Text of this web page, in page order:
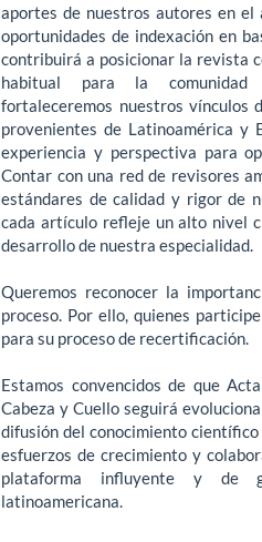
aportes de nuestros autores en
oportunidades de indexación en
contribuirá a posicionar la revista
habitual para la comunidad
fortaleceremos nuestros vínculos
provenientes de Latinoamérica y
experiencia y perspectiva para
Contar con una red de revisores
estándares de calidad y rigor de
cada artículo refleje un alto nivel
desarrollo de nuestra especialidad.
Queremos reconocer la
proceso. Por ello, quienes
para su proceso de recertificación.
Estamos convencidos de que
Cabeza y Cuello seguirá
difusión del conocimiento
esfuerzos de crecimiento y
plataforma influyente y de
latinoamericana.